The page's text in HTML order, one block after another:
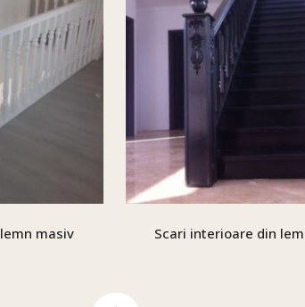
masiv Scari interioare din